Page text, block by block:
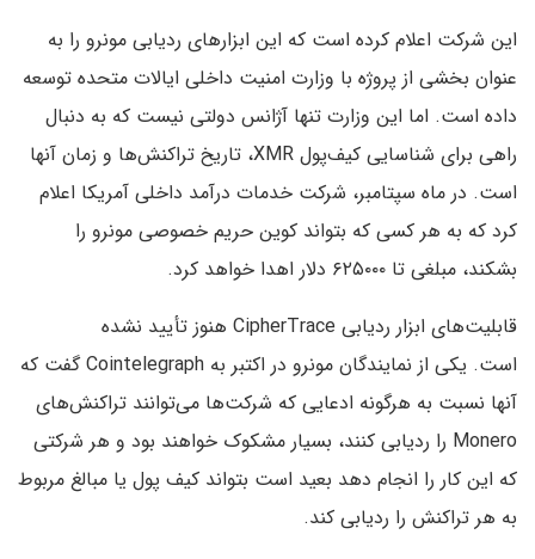
این شرکت اعلام کرده است که این ابزارهای ردیابی مونرو را به
عنوان بخشی از پروژه با وزارت امنیت داخلی ایالات متحده توسعه
داده است. اما این وزارت تنها آژانس دولتی نیست که به دنبال
راهی برای شناسایی کیف‌پول XMR، تاریخ تراکنش‌ها و زمان آنها
است. در ماه سپتامبر، شرکت خدمات درآمد داخلی آمریکا اعلام
کرد که به هر کسی که بتواند کوین حریم خصوصی مونرو را
بشکند، مبلغی تا ۶۲۵۰۰۰ دلار اهدا خواهد کرد.
قابلیت‌های ابزار ردیابی CipherTrace هنوز تأیید نشده
است. یکی از نمایندگان مونرو در اکتبر به Cointelegraph گفت که
آنها نسبت به هرگونه ادعایی که شرکت‌ها می‌توانند تراکنش‌های
Monero را ردیابی کنند، بسیار مشکوک خواهند بود و هر شرکتی
که این کار را انجام دهد بعید است بتواند کیف پول یا مبالغ مربوط
به هر تراکنش را ردیابی کند.